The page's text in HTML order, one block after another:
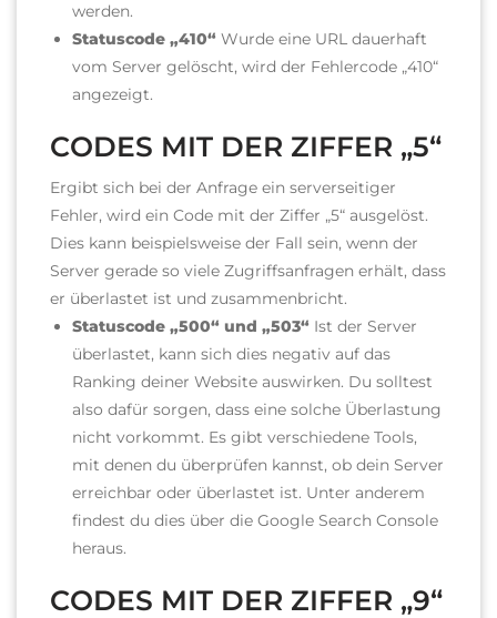
werden.
Statuscode „410“ Wurde eine URL dauerhaft
vom Server gelöscht, wird der Fehlercode „410“
angezeigt.
CODES MIT DER ZIFFER „5“
Ergibt sich bei der Anfrage ein serverseitiger
Fehler, wird ein Code mit der Ziffer „5“ ausgelöst.
Dies kann beispielsweise der Fall sein, wenn der
Server gerade so viele Zugriffsanfragen erhält, dass
er überlastet ist und zusammenbricht.
Statuscode „500“ und „503“ Ist der Server
überlastet, kann sich dies negativ auf das
Ranking deiner Website auswirken. Du solltest
also dafür sorgen, dass eine solche Überlastung
nicht vorkommt. Es gibt verschiedene Tools,
mit denen du überprüfen kannst, ob dein Server
erreichbar oder überlastet ist. Unter anderem
findest du dies über die Google Search Console
heraus.
CODES MIT DER ZIFFER „9“